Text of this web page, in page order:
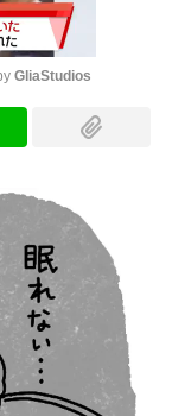
GliaStudios